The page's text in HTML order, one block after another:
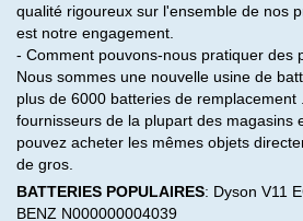
qualité rigoureux sur l'ensemble de nos
est notre engagement.
- Comment pouvons-nous pratiquer des
Nous sommes une nouvelle usine de
plus de 6000 batteries de remplacement
fournisseurs de la plupart des magasins
pouvez acheter les mêmes objets
de gros.
BATTERIES POPULAIRES: Dyson V11
BENZ N000000004039